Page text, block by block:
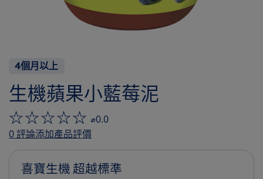
4個月以上
生機蘋果小藍莓泥
⌀0.0
0評論添加產品評價
喜寶生機 超越標準